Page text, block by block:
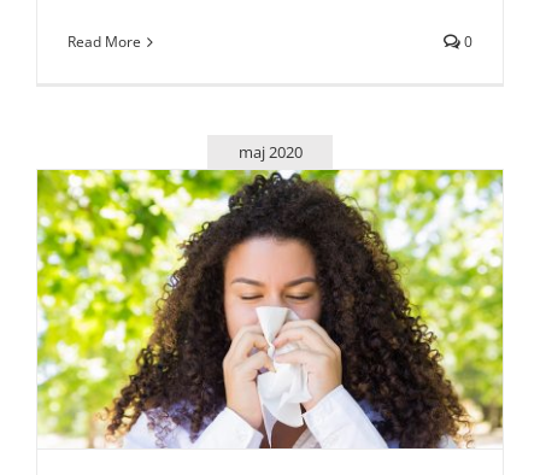
Read More 0
maj 2020
Top 5 proizvoda koji pomažu da izbegnete alergije
Saveti